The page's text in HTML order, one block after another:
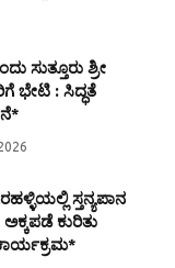
ಸುತ್ತೂರು ಶ್ರೀ
ಭೇಟಿ : ಸಿದ್ಧತೆ
ಸ್ತನ್ಯಪಾನ
ಅಕ್ಕಪಡೆ ಕುರಿತು